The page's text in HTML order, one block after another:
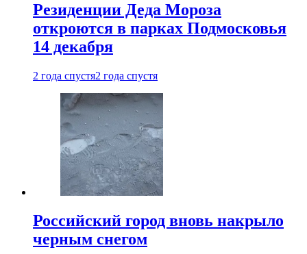
Резиденции Деда Мороза
откроются в парках Подмосковья
14 декабря
2 года спустя2 года спустя
Российский город вновь накрыло
черным снегом